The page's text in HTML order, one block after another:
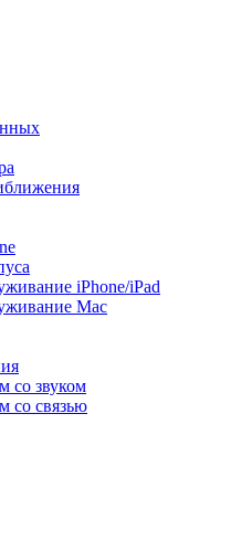
iPhone/iPad
Mac
со звуком
со связью